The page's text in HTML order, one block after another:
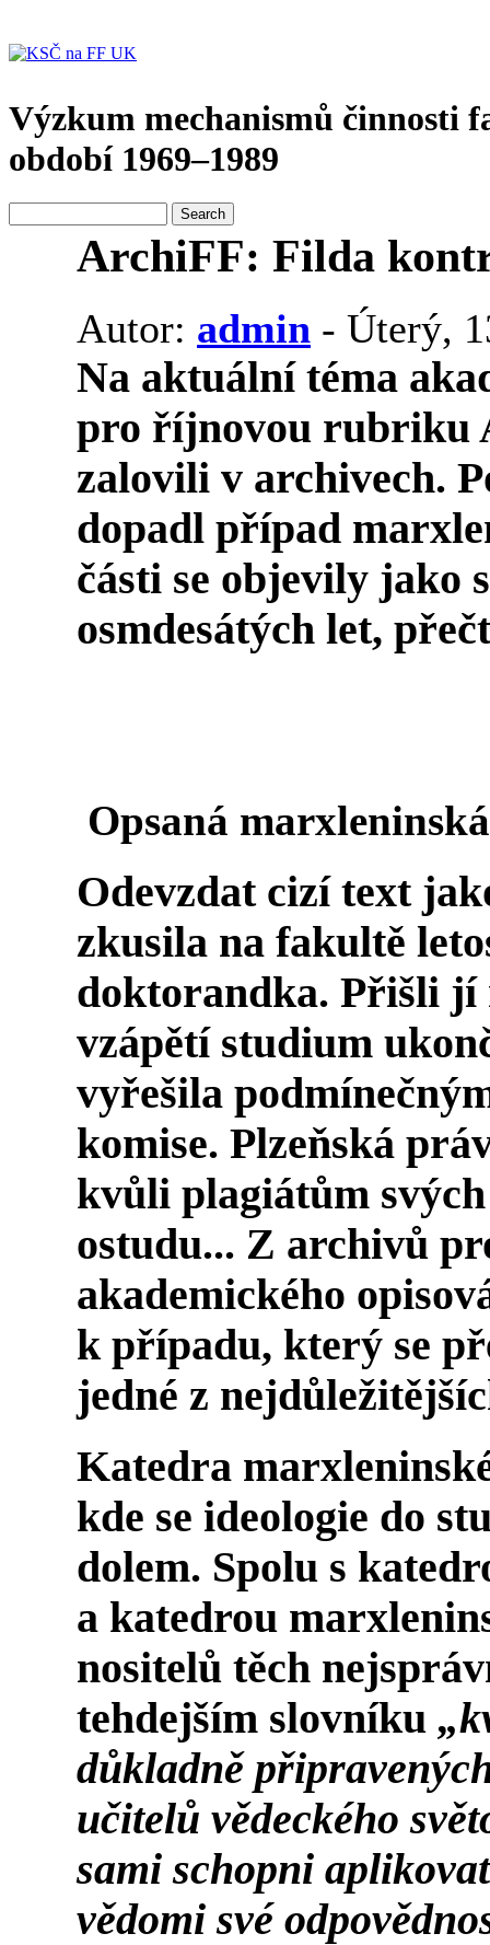
Výzkum mechanismů činnosti
období 1969–1989
ArchiFF: Filda
Autor: admin - Úterý,
Na aktuální téma
pro říjnovou rubriku
zalovili v archivech.
dopadl případ
části se objevily jako
osmdesátých let,
Opsaná
Odevzdat cizí text
zkusila na fakultě
doktorandka. Přišli jí
vzápětí studium
vyřešila
komise. Plzeňská
kvůli plagiátům
ostudu... Z archivů
akademického
k případu, který se
jedné z
Katedra
kde se ideologie do
dolem. Spolu s
a katedrou
nositelů těch
tehdejším slovníku
důkladně
učitelů vědeckého
sami schopni
vědomi své